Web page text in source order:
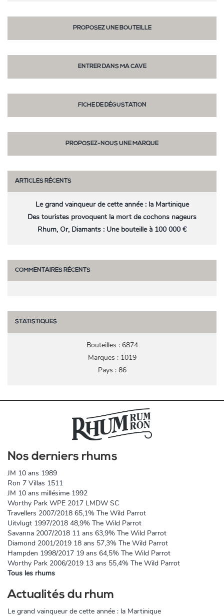
PROPOSEZ UNE BOUTEILLE
ENTRER DANS MA CAVE
FICHE DE DÉGUSTATION
PROPOSEZ-NOUS UNE MARQUE
ARTICLES RÉCENTS
Le grand vainqueur de cette année : la Martinique
Des touristes provoquent la mort de cochons nageurs
Rhum, Or, Diamants : Une bouteille à 100 000 €
COMMENTAIRES RÉCENTS
STATISTIQUES
Bouteilles : 6874
Marques : 1019
Pays : 86
Nos derniers rhums
JM 10 ans 1989
Ron 7 Villas 1511
JM 10 ans millésime 1992
Worthy Park WPE 2017 LMDW SC
Travellers 2007/2018 65,1% The Wild Parrot
Uitvlugt 1997/2018 48,9% The Wild Parrot
Savanna 2007/2018 11 ans 63,9% The Wild Parrot
Diamond 2001/2019 18 ans 57,3% The Wild Parrot
Hampden 1998/2017 19 ans 64,5% The Wild Parrot
Worthy Park 2006/2019 13 ans 55,4% The Wild Parrot
Tous les rhums
Actualités du rhum
Le grand vainqueur de cette année : la Martinique